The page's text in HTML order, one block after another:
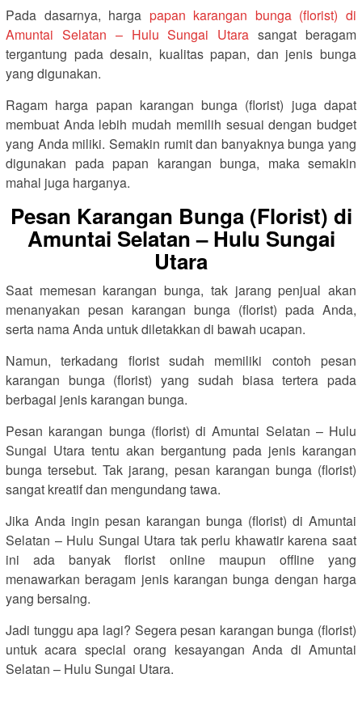
Pada dasarnya, harga papan karangan bunga (florist) di
Amuntai Selatan – Hulu Sungai Utara sangat beragam
tergantung pada desain, kualitas papan, dan jenis bunga
yang digunakan.
Ragam harga papan karangan bunga (florist) juga dapat
membuat Anda lebih mudah memilih sesuai dengan budget
yang Anda miliki. Semakin rumit dan banyaknya bunga yang
digunakan pada papan karangan bunga, maka semakin
mahal juga harganya.
Pesan Karangan Bunga (Florist) di
Amuntai Selatan – Hulu Sungai
Utara
Saat memesan karangan bunga, tak jarang penjual akan
menanyakan pesan karangan bunga (florist) pada Anda,
serta nama Anda untuk diletakkan di bawah ucapan.
Namun, terkadang florist sudah memiliki contoh pesan
karangan bunga (florist) yang sudah biasa tertera pada
berbagai jenis karangan bunga.
Pesan karangan bunga (florist) di Amuntai Selatan – Hulu
Sungai Utara tentu akan bergantung pada jenis karangan
bunga tersebut. Tak jarang, pesan karangan bunga (florist)
sangat kreatif dan mengundang tawa.
Jika Anda ingin pesan karangan bunga (florist) di Amuntai
Selatan – Hulu Sungai Utara tak perlu khawatir karena saat
ini ada banyak florist online maupun offline yang
menawarkan beragam jenis karangan bunga dengan harga
yang bersaing.
Jadi tunggu apa lagi? Segera pesan karangan bunga (florist)
untuk acara special orang kesayangan Anda di Amuntai
Selatan – Hulu Sungai Utara.